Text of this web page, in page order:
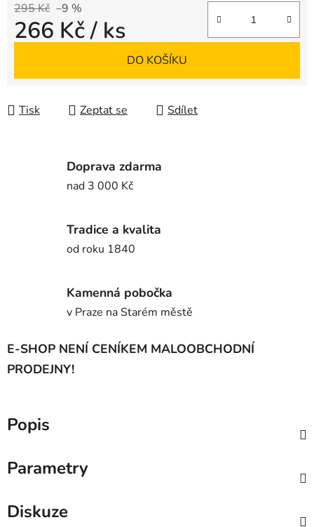
295 Kč –9 %
266 Kč/ ks
DO KOŠÍKU
Tisk Zeptat se Sdílet
Doprava zdarma
nad 3 000 Kč
Tradice a kvalita
od roku 1840
Kamenná pobočka
v Praze na Starém městě
E-SHOP NENÍ CENÍKEM MALOOBCHODNÍ
PRODEJNY!
Popis
Parametry
Diskuze